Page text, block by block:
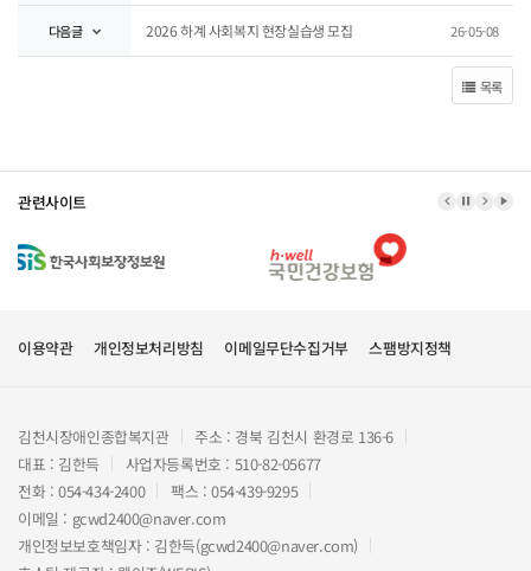
다음글 2026 하계 사회복지 현장실습생 모집 26-05-08
목록
관련사이트 이전 배너
배너 정지
다음배
이용약관 개인정보처리방침 이메일무단수집거부 스팸방지정책
김천시장애인종합복지관
주소 : 경북 김천시 환경로 136-6
대표 : 김한득
사업자등록번호 : 510-82-05677
전화 : 054-434-2400
팩스 : 054-439-9295
이메일 : gcwd2400@naver.com
개인정보보호책임자 : 김한득(gcwd2400@naver.com)